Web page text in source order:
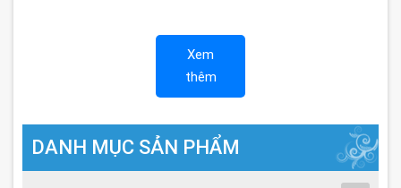
Xem
thêm
DANH MỤC SẢN PHẨM